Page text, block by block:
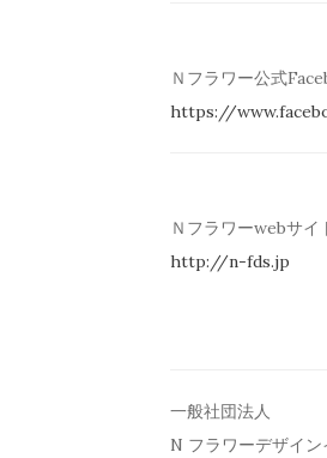
Ｎフラワー公式
https://
Ｎフラワーwebサイ
http://n-fds.jp
一般社団法人
N フラワーデザイ